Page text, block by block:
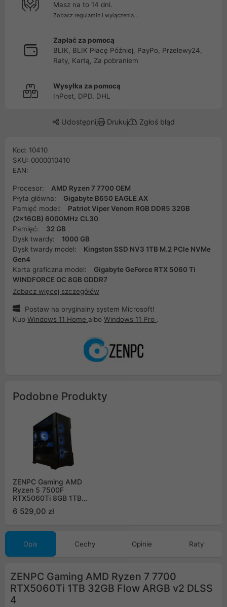
Masz na to 14 dni.
Zobacz regulamin i wyłączenia...
Zapłać za pomocą
BLIK, BLIK Płacę Później, PayPo, Przelewy24,
Raty, Kartą, Za pobraniem
Wysyłka za pomocą
InPost, DPD, DHL
Udostępnij Drukuj Zgłoś błąd
Kod: 10410
SKU: 0000010410
EAN:
Procesor:
AMD Ryzen 7 7700 OEM
Płyta główna:
Gigabyte B650 EAGLE AX
Pamięć model:
Patriot Viper Venom RGB DDR5 32GB
(2x16GB) 6000MHz CL30
Pamięć:
32 GB
Dysk twardy:
1000 GB
Dysk twardy model:
Kingston SSD NV3 1TB M.2 PCIe NVMe
Gen4
Karta graficzna model:
Gigabyte GeForce RTX 5060 Ti
WINDFORCE OC 8GB GDDR7
Zobacz więcej szczegółów
Postaw na oryginalny system Microsoft!
Kup Windows 11 Home albo Windows 11 Pro .
Podobne Produkty
ZENPC Gaming AMD
Ryzen 5 7500F
RTX5060Ti 8GB 1TB
32GB DLSS 4
6 529,00 zł
Opis Cechy Opinie Raty
ZENPC Gaming AMD Ryzen 7 7700
RTX5060Ti 1TB 32GB Flow ARGB v2 DLSS
4